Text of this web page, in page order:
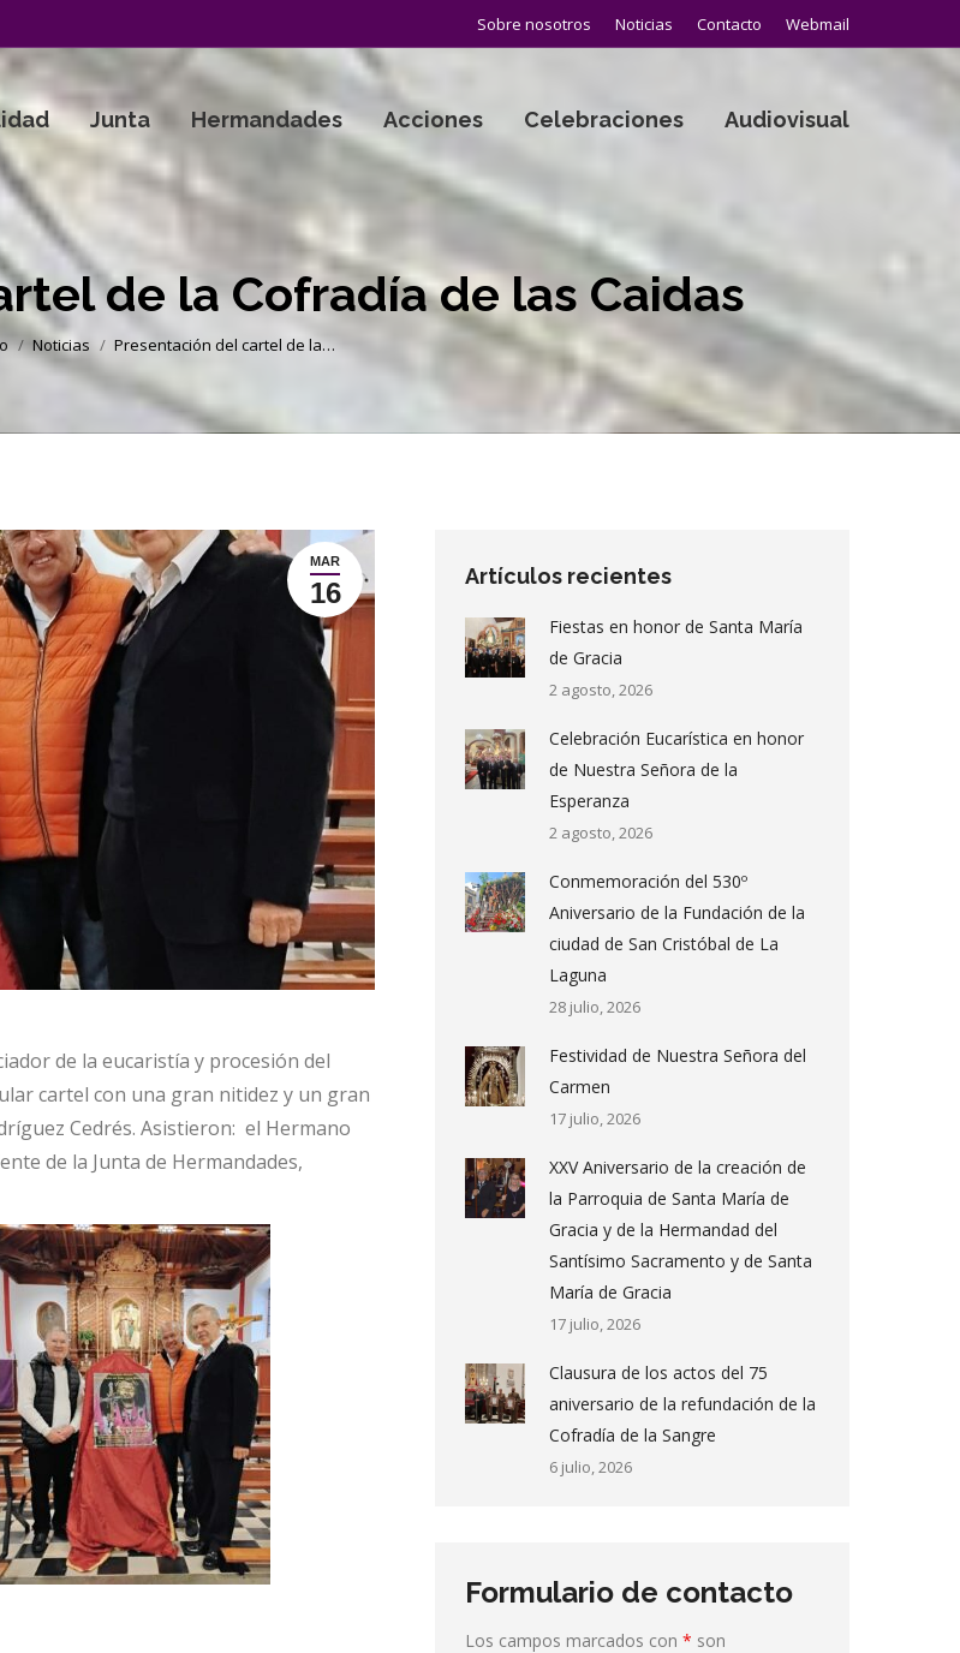
Sobre nosotros Noticias Contacto Webmail
Junta Hermandades Acciones Celebraciones Audiovisual
de la Cofradía de las Caidas
aquí:
Noticias Presentación del cartel de la…
MAR
16
de la eucaristía y procesión del
cartel con una gran nitidez y un gran
Cedrés. Asistieron: el Hermano
de la Junta de Hermandades,
Artículos recientes
Fiestas en honor de Santa María
de Gracia
2 agosto, 2026
Celebración Eucarística en honor
de Nuestra Señora de la
Esperanza
2 agosto, 2026
Conmemoración del 530º
Aniversario de la Fundación de la
ciudad de San Cristóbal de La
Laguna
28 julio, 2026
Festividad de Nuestra Señora del
Carmen
17 julio, 2026
XXV Aniversario de la creación de
la Parroquia de Santa María de
Gracia y de la Hermandad del
Santísimo Sacramento y de Santa
María de Gracia
17 julio, 2026
Clausura de los actos del 75
aniversario de la refundación de la
Cofradía de la Sangre
6 julio, 2026
Formulario de contacto
Los campos marcados con * son